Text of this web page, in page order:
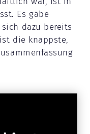
Es gäbe
dazu bereits
die knappste,